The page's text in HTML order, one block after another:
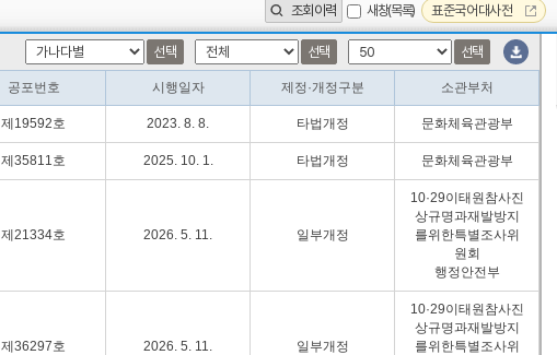
조회이력 새창(목록) 표준국어대사전
선택 선택 선택
공포번호 시행일자 제정·개정구분 소관부처
제19592호 2023. 8. 8. 타법개정 문화체육관광부
제35811호 2025. 10. 1. 타법개정 문화체육관광부
제21334호 2026. 5. 11. 일부개정
10·29이태원참사진
상규명과재발방지
를위한특별조사위
원회
행정안전부
제36297호 2026. 5. 11. 일부개정
10·29이태원참사진
상규명과재발방지
를위한특별조사위